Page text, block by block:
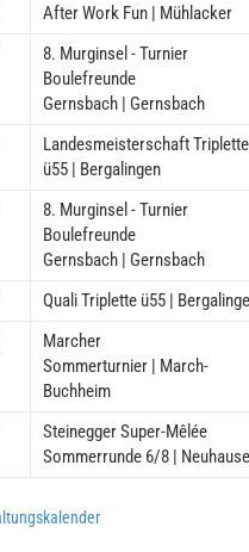
After Work Fun | Mühlacker
8. Murginsel - Turnier
Boulefreunde
Gernsbach | Gernsbach
Landesmeisterschaft Triplette
ü55 | Bergalingen
8. Murginsel - Turnier
Boulefreunde
Gernsbach | Gernsbach
Quali Triplette ü55 |
Marcher
Sommerturnier | March-
Buchheim
Steinegger Super-Mêlée
Sommerrunde 6/8 |